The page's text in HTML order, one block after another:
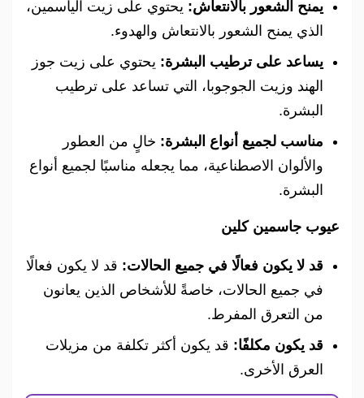
يمنح الشعور بالانتعاش: يحتوي على زيت الياسمين،
الذي يمنح الشعور بالانتعاش والهدوء.
يساعد على ترطيب البشرة: يحتوي على زيت جوز
الهند وزيت الجوجوبا، التي تساعد على ترطيب
البشرة.
مناسب لجميع أنواع البشرة: خالٍ من العطور
والألوان الاصطناعية، مما يجعله مناسبًا لجميع أنواع
البشرة.
عيوب جاسمين كلين
قد لا يكون فعالًا في جميع الحالات: قد لا يكون فعالًا
في جميع الحالات، خاصةً للأشخاص الذين يعانون
من التعرق المفرط.
قد يكون مكلفًا: قد يكون أكثر تكلفة من مزيلات
العرق الأخرى.